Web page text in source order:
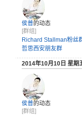
侯普的动态
[群组]
Richard Stallman粉丝
哲思西安朋友群
2014年10月10日 星期
侯普的动态
[群组]